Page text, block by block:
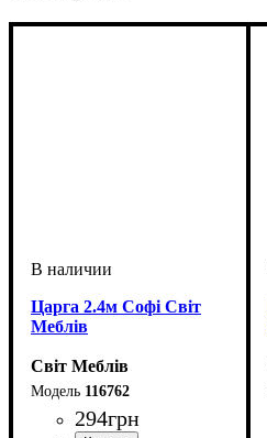
Царга 2.4м Софі Світ
Меблів
Світ Меблів
116762
294грн